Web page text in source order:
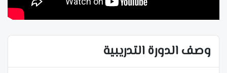
وصف الدورة التدريبية